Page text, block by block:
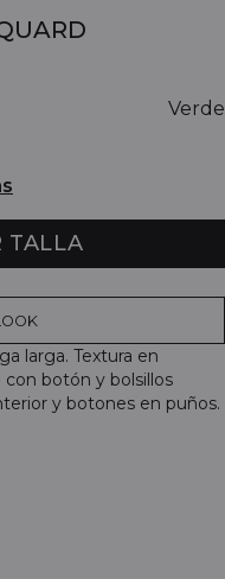
Verde
TALLA
larga. Textura en
botón y bolsillos
y botones en puños.